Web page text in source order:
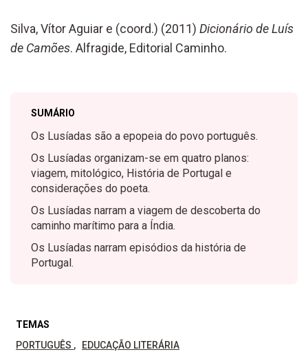
Silva, Vítor Aguiar e (coord.) (2011) Dicionário de Luís
de Camões. Alfragide, Editorial Caminho.
SUMÁRIO
Os Lusíadas são a epopeia do povo português.
Os Lusíadas organizam-se em quatro planos:
viagem, mitológico, História de Portugal e
considerações do poeta.
Os Lusíadas narram a viagem de descoberta do
caminho marítimo para a Índia.
Os Lusíadas narram episódios da história de
Portugal.
TEMAS
PORTUGUÊS
EDUCAÇÃO LITERÁRIA